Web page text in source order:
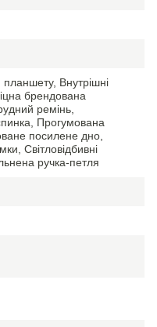
планшету, Внутрішні
брендована
ремінь,
Прогумована
посилене дно,
Світловідбивні
ручка-петля